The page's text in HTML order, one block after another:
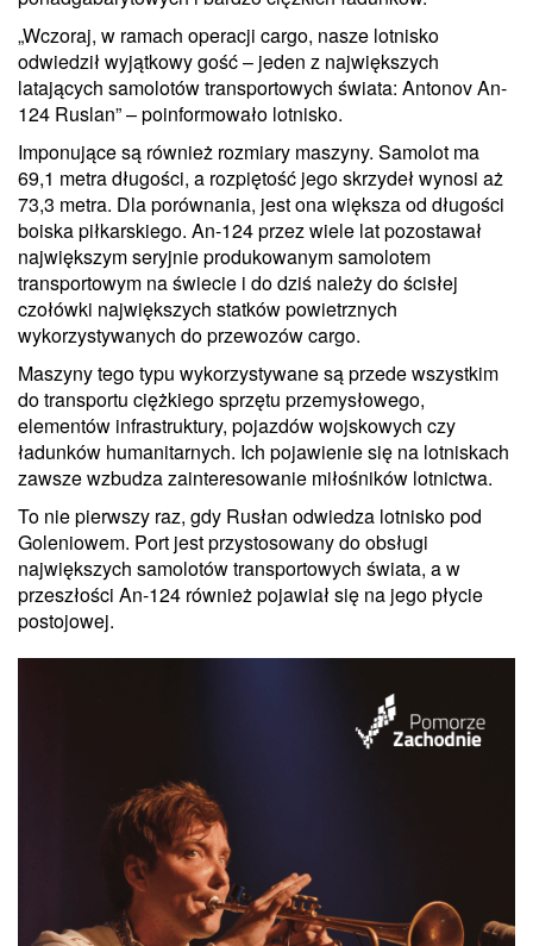
„Wczoraj, w ramach operacji cargo, nasze lotnisko
odwiedził wyjątkowy gość – jeden z największych
latających samolotów transportowych świata: Antonov An-
124 Ruslan” – poinformowało lotnisko.
Imponujące są również rozmiary maszyny. Samolot ma
69,1 metra długości, a rozpiętość jego skrzydeł wynosi aż
73,3 metra. Dla porównania, jest ona większa od długości
boiska piłkarskiego. An-124 przez wiele lat pozostawał
największym seryjnie produkowanym samolotem
transportowym na świecie i do dziś należy do ścisłej
czołówki największych statków powietrznych
wykorzystywanych do przewozów cargo.
Maszyny tego typu wykorzystywane są przede wszystkim
do transportu ciężkiego sprzętu przemysłowego,
elementów infrastruktury, pojazdów wojskowych czy
ładunków humanitarnych. Ich pojawienie się na lotniskach
zawsze wzbudza zainteresowanie miłośników lotnictwa.
To nie pierwszy raz, gdy Rusłan odwiedza lotnisko pod
Goleniowem. Port jest przystosowany do obsługi
największych samolotów transportowych świata, a w
przeszłości An-124 również pojawiał się na jego płycie
postojowej.